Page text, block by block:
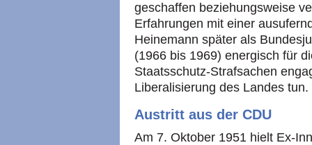
geschaffen beziehungsweise
Erfahrungen mit einer
Heinemann später als
(1966 bis 1969) energisch für
Staatsschutz-Strafsachen
Liberalisierung des Landes tun.
Austritt aus der CDU
Am 7. Oktober 1951 hielt Ex-